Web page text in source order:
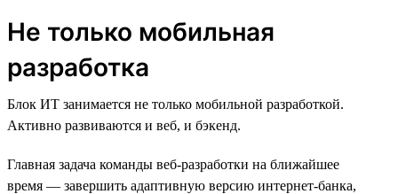
Не только мобильная
разработка
Блок ИТ занимается не только мобильной разработкой.
Активно развиваются и веб, и бэкенд.
Главная задача команды веб-разработки на ближайшее
время — завершить адаптивную версию интернет-банка,